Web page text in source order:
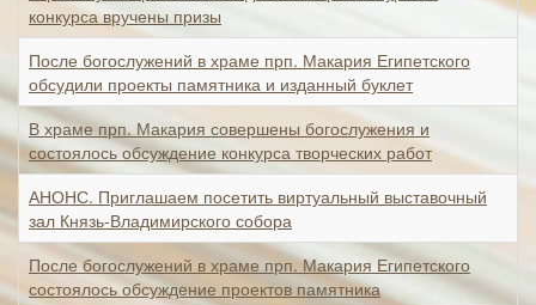
конкурса вручены призы
После богослужений в храме прп. Макария Египетского
обсудили проекты памятника и изданный буклет
В храме прп. Макария совершены богослужения и
состоялось обсуждение конкурса творческих работ
АНОНС. Приглашаем посетить виртуальный выставочный
зал Князь-Владимирского собора
После богослужений в храме прп. Макария Египетского
состоялось обсуждение проектов памятника